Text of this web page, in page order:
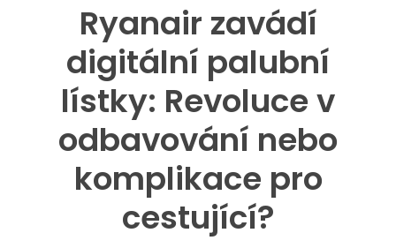
Ryanair zavádí
digitální palubní
lístky: Revoluce v
odbavování nebo
komplikace pro
cestující?